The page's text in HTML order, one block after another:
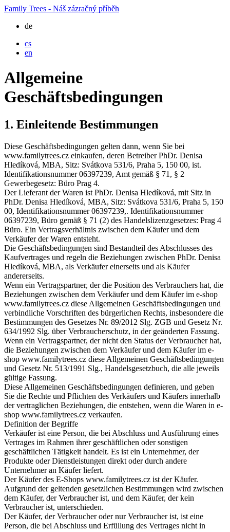
Family Trees - Náš zázračný příběh
de
cs
en
Allgemeine
Geschäftsbedingungen
1. Einleitende Bestimmungen
Diese Geschäftsbedingungen gelten dann, wenn Sie bei
www.familytrees.cz einkaufen, deren Betreiber PhDr. Denisa
Hledíková, MBA, Sitz: Svátkova 531/6, Praha 5, 150 00, ist.
Identifikationsnummer 06397239, Amt gemäß § 71, § 2
Gewerbegesetz: Büro Prag 4.
Der Lieferant der Waren ist PhDr. Denisa Hledíková, mit Sitz in
PhDr. Denisa Hledíková, MBA, Sitz: Svátkova 531/6, Praha 5, 150
00, Identifikationsnummer 06397239,. Identifikationsnummer
06397239, Büro gemäß § 71 (2) des Handelslizenzgesetzes: Prag 4
Büro. Ein Vertragsverhältnis zwischen dem Käufer und dem
Verkäufer der Waren entsteht.
Die Geschäftsbedingungen sind Bestandteil des Abschlusses des
Kaufvertrages und regeln die Beziehungen zwischen PhDr. Denisa
Hledíková, MBA, als Verkäufer einerseits und als Käufer
andererseits.
Wenn ein Vertragspartner, der die Position des Verbrauchers hat, die
Beziehungen zwischen dem Verkäufer und dem Käufer im e-shop
www.familytrees.cz diese Allgemeinen Geschäftsbedingungen und
verbindliche Vorschriften des bürgerlichen Rechts, insbesondere die
Bestimmungen des Gesetzes Nr. 89/2012 Slg. ZGB und Gesetz Nr.
634/1992 Slg. über Verbraucherschutz, in der geänderten Fassung.
Wenn ein Vertragspartner, der nicht den Status der Verbraucher hat,
die Beziehungen zwischen dem Verkäufer und dem Käufer im e-
shop www.familytrees.cz diese Allgemeinen Geschäftsbedingungen
und Gesetz Nr. 513/1991 Slg., Handelsgesetzbuch, die alle jeweils
gültige Fassung.
Diese Allgemeinen Geschäftsbedingungen definieren, und geben
Sie die Rechte und Pflichten des Verkäufers und Käufers innerhalb
der vertraglichen Beziehungen, die entstehen, wenn die Waren in e-
shop www.familytrees.cz verkaufen.
Definition der Begriffe
Verkäufer ist eine Person, die bei Abschluss und Ausführung eines
Vertrages im Rahmen ihrer geschäftlichen oder sonstigen
geschäftlichen Tätigkeit handelt. Es ist ein Unternehmer, der
Produkte oder Dienstleistungen direkt oder durch andere
Unternehmer an Käufer liefert.
Der Käufer des E-Shops www.familytrees.cz ist der Käufer.
Aufgrund der geltenden gesetzlichen Bestimmungen wird zwischen
dem Käufer, der Verbraucher ist, und dem Käufer, der kein
Verbraucher ist, unterschieden.
Der Käufer, der Verbraucher oder nur Verbraucher ist, ist eine
Person, die bei Abschluss und Erfüllung des Vertrages nicht in